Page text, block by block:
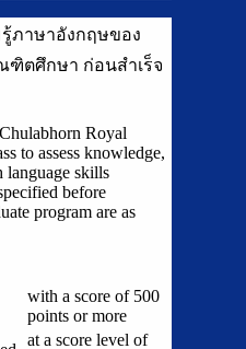
ภาษาอังกฤษของ
ตศึกษา ก่อนสำเร็จ
Royal
to assess knowledge,
language skills
before
program are as
with a score of 500
points or more
at a score level of